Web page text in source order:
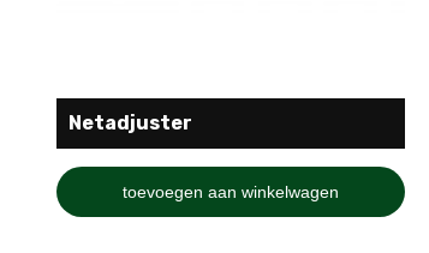
Netadjuster
toevoegen aan winkelwagen